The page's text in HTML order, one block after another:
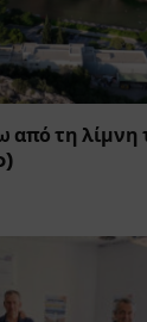
τη λίμνη